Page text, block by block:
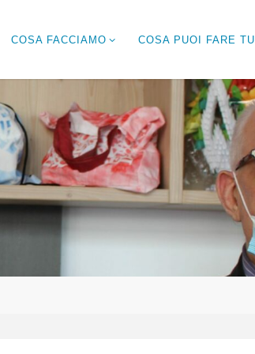
COSA FACCIAMO COSA PUOI FARE TU